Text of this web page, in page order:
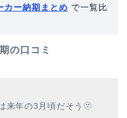
カー納期まとめ で一覧比
の口コミ
来年の3月頃だそう🫥